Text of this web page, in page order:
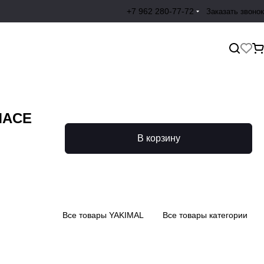
+7 962 280-77-72 Заказать звонок
В корзину
Все товары YAKIMAL Все товары категории